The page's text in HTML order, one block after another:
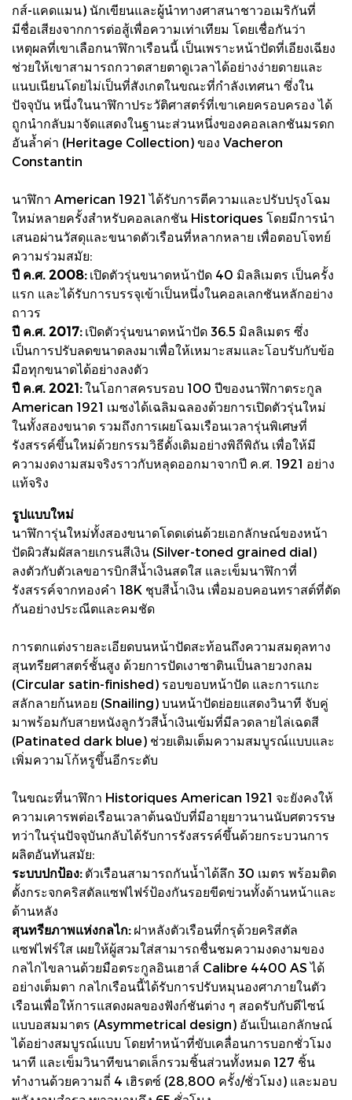
กส์-แคดแมน) นักเขียนและผู้นำทางศาสนาชาวอเมริกันที่
มีชื่อเสียงจากการต่อสู้เพื่อความเท่าเทียม โดยเชื่อกันว่า
เหตุผลที่เขาเลือกนาฬิกาเรือนนี้ เป็นเพราะหน้าปัดที่เอียงเฉียง
ช่วยให้เขาสามารถกวาดสายตาดูเวลาได้อย่างง่ายดายและ
แนบเนียนโดยไม่เป็นที่สังเกตในขณะที่กำลังเทศนา ซึ่งใน
ปัจจุบัน หนึ่งในนาฬิกาประวัติศาสตร์ที่เขาเคยครอบครอง ได้
ถูกนำกลับมาจัดแสดงในฐานะส่วนหนึ่งของคอลเลกชันมรดก
อันล้ำค่า (Heritage Collection) ของ Vacheron
Constantin
นาฬิกา American 1921 ได้รับการตีความและปรับปรุงโฉม
ใหม่หลายครั้งสำหรับคอลเลกชัน Historiques โดยมีการนำ
เสนอผ่านวัสดุและขนาดตัวเรือนที่หลากหลาย เพื่อตอบโจทย์
ความร่วมสมัย:
ปี ค.ศ. 2008:เปิดตัวรุ่นขนาดหน้าปัด 40 มิลลิเมตร เป็นครั้ง
แรก และได้รับการบรรจุเข้าเป็นหนึ่งในคอลเลกชันหลักอย่าง
ถาวร
ปี ค.ศ. 2017:เปิดตัวรุ่นขนาดหน้าปัด 36.5 มิลลิเมตร ซึ่ง
เป็นการปรับลดขนาดลงมาเพื่อให้เหมาะสมและโอบรับกับข้อ
มือทุกขนาดได้อย่างลงตัว
ปี ค.ศ. 2021:ในโอกาสครบรอบ 100 ปีของนาฬิกาตระกูล
American 1921 เมซงได้เฉลิมฉลองด้วยการเปิดตัวรุ่นใหม่
ในทั้งสองขนาด รวมถึงการเผยโฉมเรือนเวลารุ่นพิเศษที่
รังสรรค์ขึ้นใหม่ด้วยกรรมวิธีดั้งเดิมอย่างพิถีพิถัน เพื่อให้มี
ความงดงามสมจริงราวกับหลุดออกมาจากปี ค.ศ. 1921 อย่าง
แท้จริง
รูปแบบใหม่
นาฬิการุ่นใหม่ทั้งสองขนาดโดดเด่นด้วยเอกลักษณ์ของหน้า
ปัดผิวสัมผัสลายเกรนสีเงิน (Silver-toned grained dial)
ลงตัวกับตัวเลขอารบิกสีน้ำเงินสดใส และเข็มนาฬิกาที่
รังสรรค์จากทองคำ 18K ชุบสีน้ำเงิน เพื่อมอบคอนทราสต์ที่ตัด
กันอย่างประณีตและคมชัด
การตกแต่งรายละเอียดบนหน้าปัดสะท้อนถึงความสมดุลทาง
สุนทรียศาสตร์ชั้นสูง ด้วยการปัดเงาซาตินเป็นลายวงกลม
(Circular satin-finished) รอบขอบหน้าปัด และการแกะ
สลักลายก้นหอย (Snailing) บนหน้าปัดย่อยแสดงวินาที จับคู่
มาพร้อมกับสายหนังลูกวัวสีน้ำเงินเข้มที่มีลวดลายไล่เฉดสี
(Patinated dark blue) ช่วยเติมเต็มความสมบูรณ์แบบและ
เพิ่มความโก้หรูขึ้นอีกระดับ
ในขณะที่นาฬิกา Historiques American 1921 จะยังคงให้
ความเคารพต่อเรือนเวลาต้นฉบับที่มีอายุยาวนานนับศตวรรษ
ทว่าในรุ่นปัจจุบันกลับได้รับการรังสรรค์ขึ้นด้วยกระบวนการ
ผลิตอันทันสมัย:
ระบบปกป้อง:ตัวเรือนสามารถกันน้ำได้ลึก 30 เมตร พร้อมติด
ตั้งกระจกคริสตัลแซฟไฟร์ป้องกันรอยขีดข่วนทั้งด้านหน้าและ
ด้านหลัง
สุนทรียภาพแห่งกลไก:ฝาหลังตัวเรือนที่กรุด้วยคริสตัล
แซฟไฟร์ใส เผยให้ผู้สวมใส่สามารถชื่นชมความงดงามของ
กลไกไขลานด้วยมือตระกูลอินเฮาส์ Calibre 4400 AS ได้
อย่างเต็มตา กลไกเรือนนี้ได้รับการปรับหมุนองศาภายในตัว
เรือนเพื่อให้การแสดงผลของฟังก์ชันต่าง ๆ สอดรับกับดีไซน์
แบบอสมมาตร (Asymmetrical design) อันเป็นเอกลักษณ์
ได้อย่างสมบูรณ์แบบ โดยทำหน้าที่ขับเคลื่อนการบอกชั่วโมง
นาที และเข็มวินาทีขนาดเล็กรวมชิ้นส่วนทั้งหมด 127 ชิ้น
ทำงานด้วยความถี่ 4 เฮิรตซ์ (28,800 ครั้ง/ชั่วโมง) และมอบ